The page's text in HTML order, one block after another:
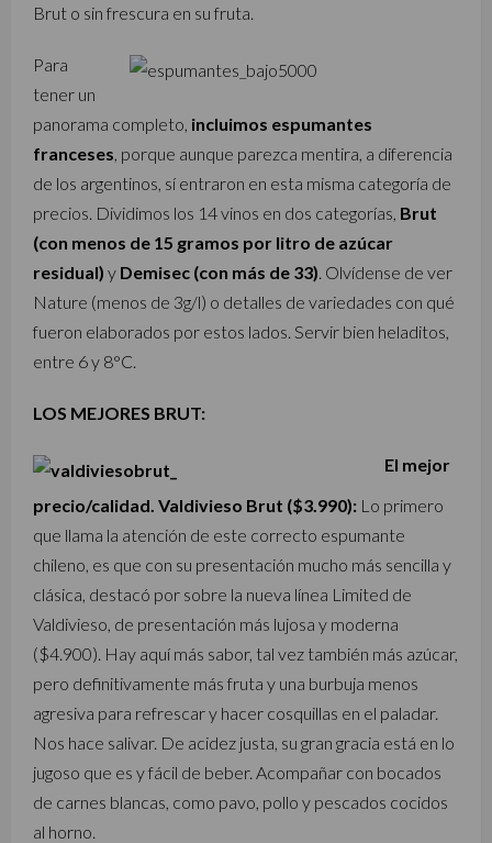
Brut o sin frescura en su fruta.
Para
tener un
panorama completo, incluimos espumantes
franceses , porque aunque parezca mentira, a diferencia
de los argentinos, sí entraron en esta misma categoría de
precios. Dividimos los 14 vinos en dos categorías, Brut
(con menos de 15 gramos por litro de azúcar
residual) y Demisec (con más de 33) . Olvídense de ver
Nature (menos de 3g/l) o detalles de variedades con qué
fueron elaborados por estos lados. Servir bien heladitos,
entre 6 y 8°C.
LOS MEJORES BRUT:
El mejor
precio/calidad. Valdivieso Brut ($3.990): Lo primero
que llama la atención de este correcto espumante
chileno, es que con su presentación mucho más sencilla y
clásica, destacó por sobre la nueva línea Limited de
Valdivieso, de presentación más lujosa y moderna
($4.900). Hay aquí más sabor, tal vez también más azúcar,
pero definitivamente más fruta y una burbuja menos
agresiva para refrescar y hacer cosquillas en el paladar.
Nos hace salivar. De acidez justa, su gran gracia está en lo
jugoso que es y fácil de beber. Acompañar con bocados
de carnes blancas, como pavo, pollo y pescados cocidos
al horno.